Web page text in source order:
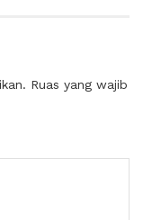
Ruas yang wajib